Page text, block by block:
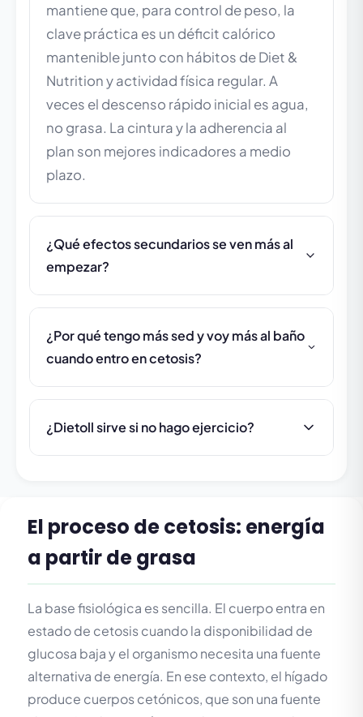
mantiene que, para control de peso, la
clave práctica es un déficit calórico
mantenible junto con hábitos de Diet &
Nutrition y actividad física regular. A
veces el descenso rápido inicial es agua,
no grasa. La cintura y la adherencia al
plan son mejores indicadores a medio
plazo.
¿Qué efectos secundarios se ven más al
empezar?
¿Por qué tengo más sed y voy más al baño
cuando entro en cetosis?
¿Dietoll sirve si no hago ejercicio?
El proceso de cetosis: energía
a partir de grasa
La base fisiológica es sencilla. El cuerpo entra en
estado de cetosis cuando la disponibilidad de
glucosa baja y el organismo necesita una fuente
alternativa de energía. En ese contexto, el hígado
produce cuerpos cetónicos, que son una fuente